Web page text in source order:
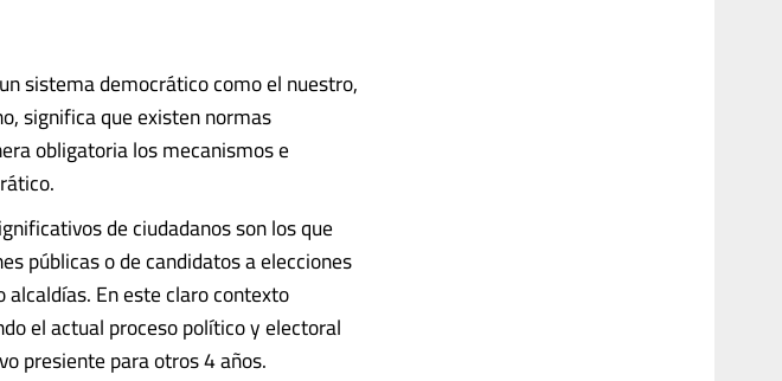
sistema democrático como el nuestro,
significa que existen normas
obligatoria los mecanismos e
de ciudadanos son los que
públicas o de candidatos a elecciones
En este claro contexto
el actual proceso político y electoral
presiente para otros 4 años.